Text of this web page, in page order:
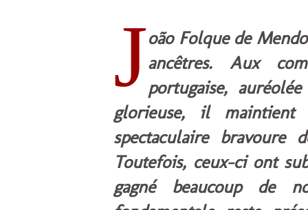
João Folque de
ancêtres. Aux
portugaise,
glorieuse, il maintient
spectaculaire bravoure
Toutefois, ceux-ci ont
gagné beaucoup de